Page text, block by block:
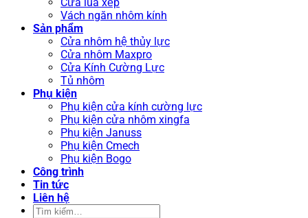
Vách ngăn nhôm kính
Sản phẩm
Cửa nhôm hệ thủy lực
Cửa nhôm Maxpro
Cửa Kính Cường Lực
Tủ nhôm
Phụ kiện
Phụ kiện cửa kính cường lực
Phụ kiện cửa nhôm xingfa
Phụ kiện Januss
Phụ kiện Cmech
Phụ kiện Bogo
Công trình
Tin tức
Liên hệ
Tìm